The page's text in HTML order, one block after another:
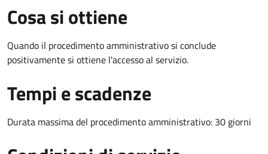
Cosa si ottiene
Quando il procedimento amministrativo si conclude
positivamente si ottiene l'accesso al servizio.
Tempi e scadenze
Durata massima del procedimento amministrativo: 30 giorni